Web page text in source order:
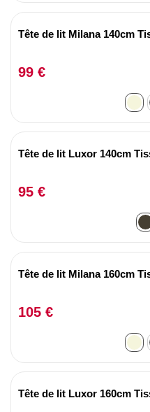
Tête de lit Milana 140cm
99 €
Tête de lit Luxor 140cm
95 €
Tête de lit Milana 160cm
105 €
Tête de lit Luxor 160cm